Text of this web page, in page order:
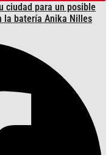
ciudad para un posible
la batería Anika Nilles